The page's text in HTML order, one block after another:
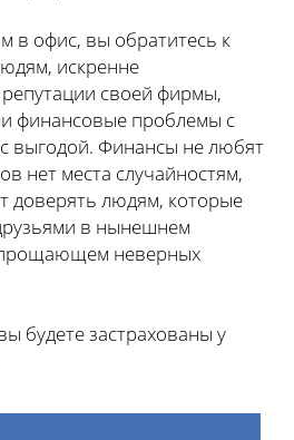
в офис, вы обратитесь к
искренне
своей фирмы,
финансовые проблемы с
выгодой. Финансы не любят
нет места случайностям,
доверять людям, которые
в нынешнем
неверных
будете застрахованы у